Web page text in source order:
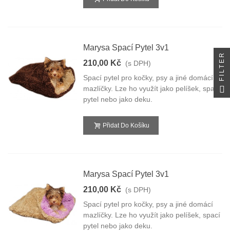
Marysa Spací Pytel 3v1
210,00 Kč (s DPH)
Spací pytel pro kočky, psy a jiné domácí
mazlíčky. Lze ho využít jako pelíšek, spací
pytel nebo jako deku.
Přidat Do Košíku
Marysa Spací Pytel 3v1
210,00 Kč (s DPH)
Spací pytel pro kočky, psy a jiné domácí
mazlíčky. Lze ho využít jako pelíšek, spací
pytel nebo jako deku.
FILTER